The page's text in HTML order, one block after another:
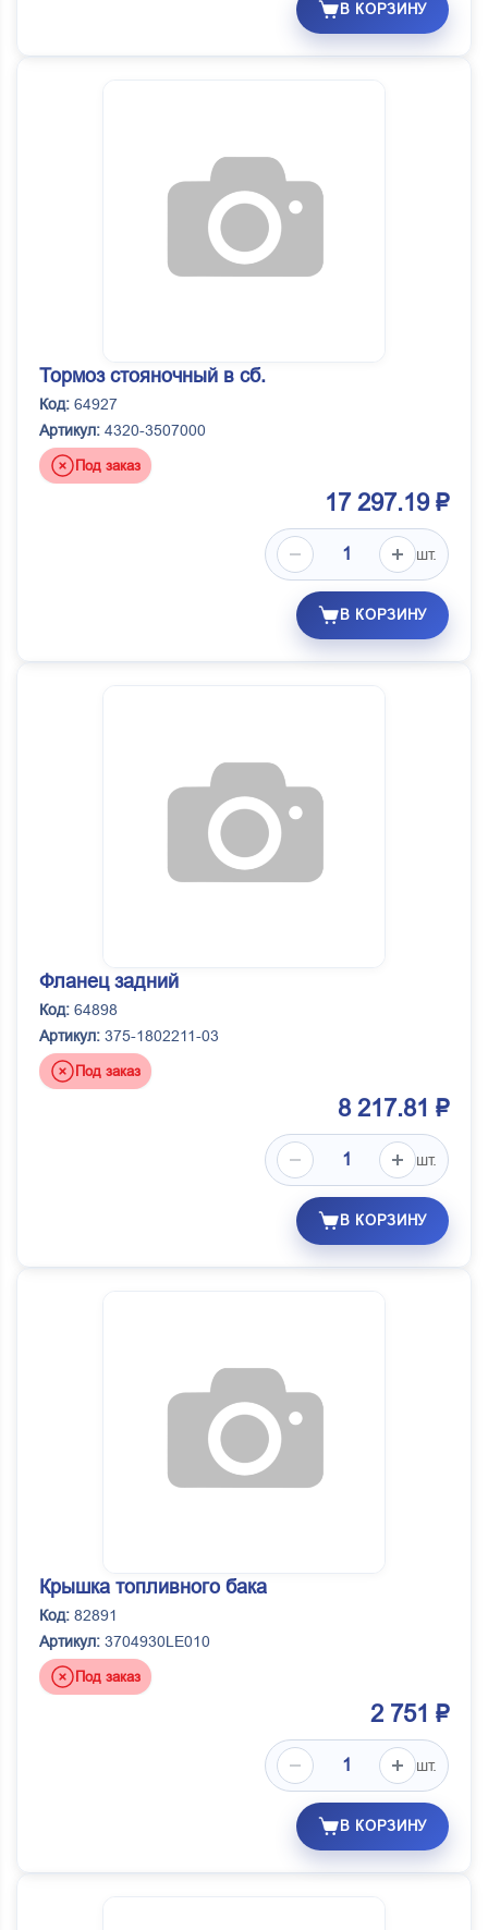
В КОРЗИНУ
Тормоз стояночный в сб.
Код: 64927
Артикул: 4320-3507000
Под заказ
17 297.19 ₽
шт.
В КОРЗИНУ
Фланец задний
Код: 64898
Артикул: 375-1802211-03
Под заказ
8 217.81 ₽
шт.
В КОРЗИНУ
Крышка топливного бака
Код: 82891
Артикул: 3704930LE010
Под заказ
2 751 ₽
шт.
В КОРЗИНУ